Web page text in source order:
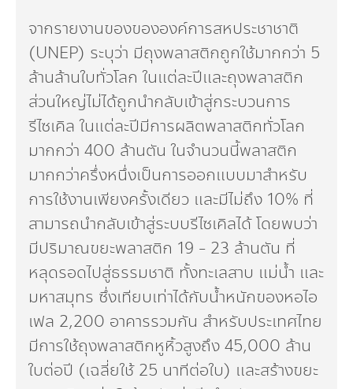
จากรายงานของขององค์การสหประชาชาติ
(UNEP) ระบุว่า มีถุงพลาสติกถูกใช้มากกว่า 5
ล้านล้านใบทั่วโลก ในแต่ละปีและถุงพลาสติก
ส่วนใหญ่ไม่ได้ถูกนำกลับเข้าสู่กระบวนการ
รีไซเคิล ในแต่ละปีมีการผลิตพลาสติกทั่วโลก
มากกว่า 400 ล้านตัน ในจำนวนนี้พลาสติก
มากกว่าครึ่งหนึ่งเป็นการออกแบบมาสำหรับ
การใช้งานเพียงครั้งเดียว และมีไม่ถึง 10% ที่
สามารถนำกลับเข้าสู่ระบบรีไซเคิลได้ โดยพบว่า
มีปริมาณขยะพลาสติก 19 - 23 ล้านตัน ที่
หลุดรอดไปสู่ธรรมชาติ ทั้งทะเลสาบ แม่น้ำ และ
มหาสมุทร ซึ่งเทียบเท่าได้กับน้ำหนักของหอไอ
เฟล 2,200 อาคารรวมกัน สำหรับประเทศไทย
มีการใช้ถุงพลาสติกหูหิ้วสูงถึง 45,000 ล้าน
ใบต่อปี (เฉลี่ยใช้ 25 นาทีต่อใบ) และสร้างขยะ